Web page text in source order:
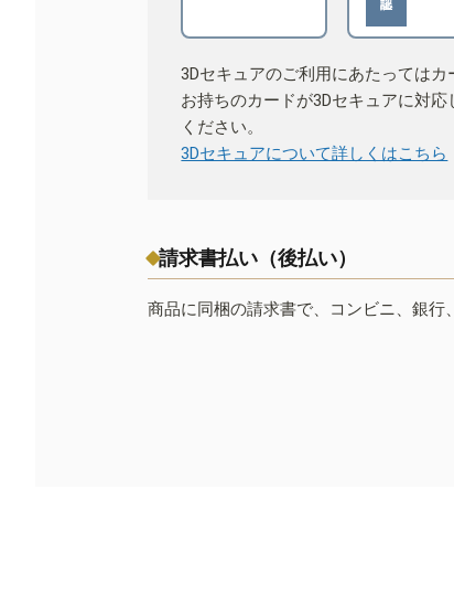
3Dセキュアのご利用にあたっては
お持ちのカードが3Dセキュアに対
ください。
3Dセキュアについて詳しくはこちら
請求書払い（後払い）
商品に同梱の請求書で、コンビニ、銀行